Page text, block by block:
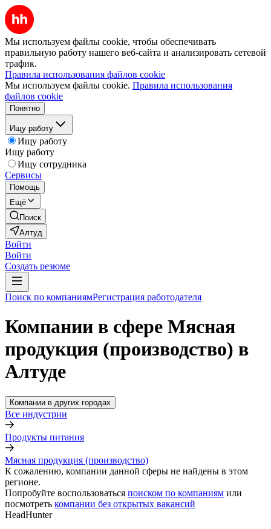
Мы используем файлы cookie, чтобы обеспечивать
правильную работу нашего веб-сайта и анализировать сетевой
трафик.
Правила использования файлов cookie
Мы используем файлы cookie. Правила использования
файлов cookie
Понятно
Ищу работу
Ищу работу
Ищу работу
Ищу сотрудника
Сервисы
Помощь
Ещё
Поиск
Алтуд
Войти
Войти
Создать резюме
Поиск по компаниямРегистрация работодателя
Компании в сфере Мясная
продукция (производство) в
Алтуде
Компании в других городах
Все индустрии
Продукты питания
Мясная продукция (производство)
К сожалению, компании данной сферы не найдены в этом
регионе.
Попробуйте воспользоваться поиском по компаниям или
посмотреть компании без открытых вакансий
HeadHunter